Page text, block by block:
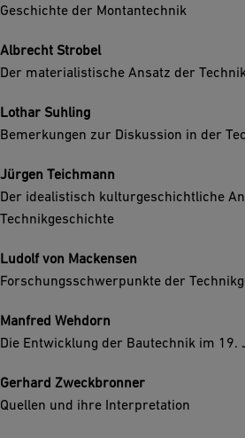
Geschichte der Montantechnik
Albrecht Strobel
Der materialistische Ansatz der
Lothar Suhling
Bemerkungen zur Diskussion in der
Jürgen Teichmann
Der idealistisch kulturgeschichtliche
Technikgeschichte
Ludolf von Mackensen
Forschungsschwerpunkte der
Manfred Wehdorn
Die Entwicklung der Bautechnik im 19.
Gerhard Zweckbronner
Quellen und ihre Interpretation